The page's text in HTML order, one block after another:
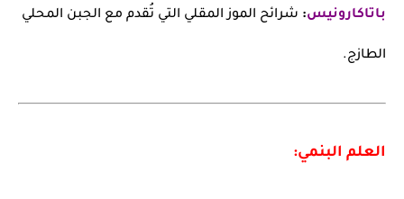
باتاكارونيس: شرائح الموز المقلي التي تُقدم مع الجبن المحلي
الطازج.
العلم البنمي: